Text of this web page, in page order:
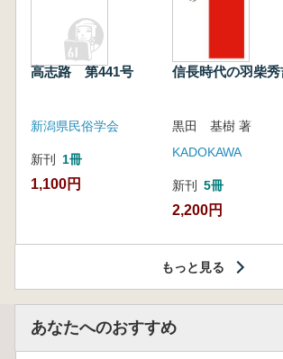
高志路 第441号
新潟県民俗学会
新刊 1冊
1,100円
信長時代の羽柴秀
黒田 基樹 著
KADOKAWA
新刊 5冊
2,200円
もっと見る
あなたへのおすすめ